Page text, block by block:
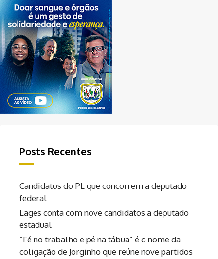
Posts Recentes
Candidatos do PL que concorrem a deputado
federal
Lages conta com nove candidatos a deputado
estadual
“Fé no trabalho e pé na tábua” é o nome da
coligação de Jorginho que reúne nove partidos